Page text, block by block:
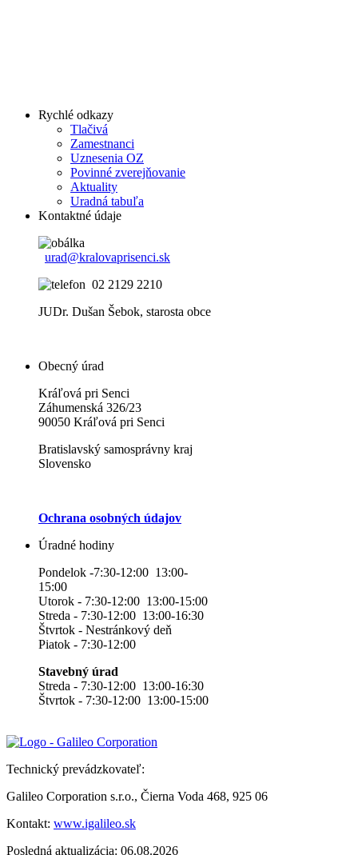
Rychlé odkazy
Tlačivá
Zamestnanci
Uznesenia OZ
Povinné zverejňovanie
Aktuality
Uradná tabuľa
Kontaktné údaje
urad@kralovaprisenci.sk
02 2129 2210
JUDr. Dušan Šebok, starosta obce
Obecný úrad
Kráľová pri Senci
Záhumenská 326/23
90050 Kráľová pri Senci
Bratislavský samosprávny kraj
Slovensko
Ochrana osobných údajov
Úradné hodiny
Pondelok -7:30-12:00 13:00-
15:00
Utorok - 7:30-12:00 13:00-15:00
Streda - 7:30-12:00 13:00-16:30
Štvrtok - Nestránkový deň
Piatok - 7:30-12:00
Stavebný úrad
Streda - 7:30-12:00 13:00-16:30
Štvrtok - 7:30-12:00 13:00-15:00
Technický prevádzkovateľ:
Galileo Corporation s.r.o., Čierna Voda 468, 925 06
Kontakt: www.igalileo.sk
Posledná aktualizácia: 06.08.2026